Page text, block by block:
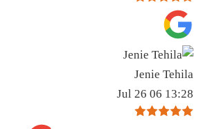
Jenie Tehila
13:28 06 Jul 26